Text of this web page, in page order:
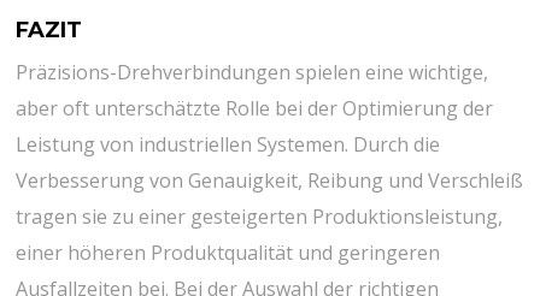
FAZIT
Präzisions-Drehverbindungen spielen eine wichtige,
aber oft unterschätzte Rolle bei der Optimierung der
Leistung von industriellen Systemen. Durch die
Verbesserung von Genauigkeit, Reibung und Verschleiß
tragen sie zu einer gesteigerten Produktionsleistung,
einer höheren Produktqualität und geringeren
Ausfallzeiten bei. Bei der Auswahl der richtigen